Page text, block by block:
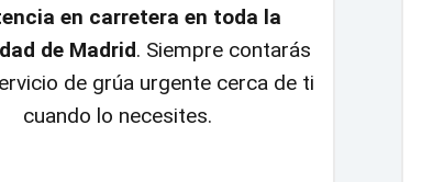
en carretera en toda la
de Madrid. Siempre contarás
de grúa urgente cerca de ti
cuando lo necesites.